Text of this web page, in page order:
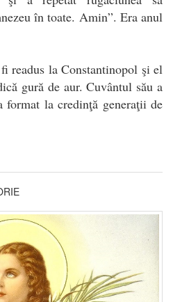
în toate. Amin”. Era anul
readus la Constantinopol şi el
gură de aur. Cuvântul său a
format la credinţă generaţii de